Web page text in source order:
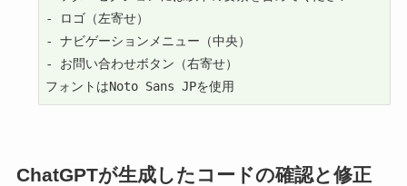
- ロゴ（左寄せ）
- ナビゲーションメニュー（中央）
- お問い合わせボタン（右寄せ）
フォントはNoto Sans JPを使用
ChatGPTが生成したコードの確認と修正